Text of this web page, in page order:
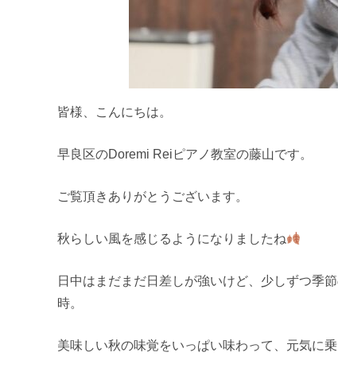
皆様、こんにちは。
早良区のDoremi Reiピアノ教室の藤山です。
ご覧頂きありがとうございます。
秋らしい風を感じるようになりましたね
日中はまだまだ日差しが強いけど、少しずつ季
時。
美味しい秋の味覚をいっぱい味わって、元気に